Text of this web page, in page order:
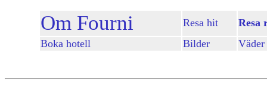
Om Fourni Resa hit
Resa
Boka hotell
Bilder Väder